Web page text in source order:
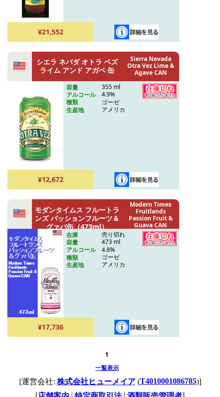
¥21,552
シエラ ネバダ オトラ ベズ
ライム アンド アガベ 缶
Sierra Nevada
Otra Vez Lime &
Agave CAN
容量
355 ml
アルコール
4.9%
種類
ゴーゼ
生産地
アメリカ
¥12,672
モダンタイムス フルートラ
ンズ パッションフルーツ＆
グァバ缶（473ml）
Modern Times
Fruitlands
Passion Fruit &
Guava CAN
(473ml)
在庫
売り切れ
容量
473 ml
アルコール
4.8%
種類
ゴーゼ
生産地
アメリカ
¥17,736
1
一覧表示
[運営会社: 株式会社ヒューメイア(T4010001086785)]
[
| | ]